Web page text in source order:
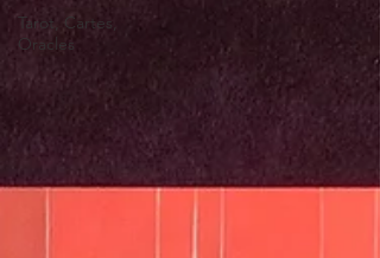
Tarot, Cartes,
Oracles